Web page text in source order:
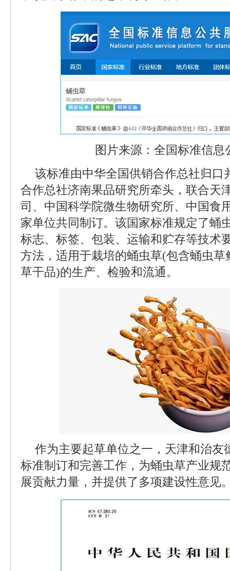
图片来源：全国标准信息
该标准由中华全国供销合作总社归口
合作总社济南果品研究所牵头，联合天
司、中国科学院微生物研究所、中国食
家单位共同制订。该国家标准规定了蛹
标志、标签、包装、运输和贮存等技术
方法，适用于栽培的蛹虫草(包含蛹虫
草干品)的生产、检验和流通。
作为主要起草单位之一，天津和治友
标准制订和完善工作，为蛹虫草产业规
展贡献力量，并提供了多项建设性意见